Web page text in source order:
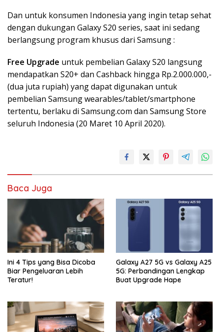
Dan untuk konsumen Indonesia yang ingin tetap sehat
dengan dukungan Galaxy S20 series, saat ini sedang
berlangsung program khusus dari Samsung :
Free Upgrade untuk pembelian Galaxy S20 langsung
mendapatkan S20+ dan Cashback hingga Rp.2.000.000,-
(dua juta rupiah) yang dapat digunakan untuk
pembelian Samsung wearables/tablet/smartphone
tertentu, berlaku di Samsung.com dan Samsung Store
seluruh Indonesia (20 Maret 10 April 2020).
Baca Juga
Ini 4 Tips yang Bisa Dicoba
Biar Pengeluaran Lebih
Teratur!
Galaxy A27 5G vs Galaxy A25
5G: Perbandingan Lengkap
Buat Upgrade Hape